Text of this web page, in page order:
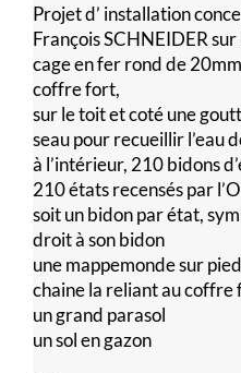
Projet d’ installation
François SCHNEIDER sur
cage en fer rond de
coffre fort,
sur le toit et coté une
seau pour recueillir l’eau
à l’intérieur, 210 bidons
210 états recensés par
soit un bidon par état,
droit à son bidon
une mappemonde sur
chaine la reliant au coffre
un grand parasol
un sol en gazon